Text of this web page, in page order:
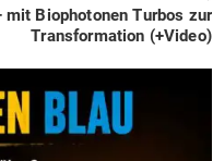
mit Bio­pho­tonen Turbos zur
Trans­for­mation (+Video)